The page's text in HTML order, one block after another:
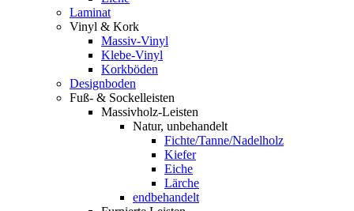
Laminat
Vinyl & Kork
Massiv-Vinyl
Klebe-Vinyl
Korkböden
Designboden
Fuß- & Sockelleisten
Massivholz-Leisten
Natur, unbehandelt
Fichte/Tanne/Nadelholz
Kiefer
Eiche
Lärche
endbehandelt